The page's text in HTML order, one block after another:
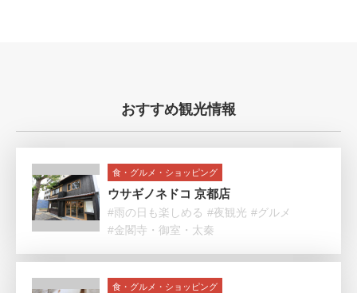
おすすめ観光情報
食・グルメ・ショッピング
ウサギノネドコ 京都店
#雨の日も楽しめる #夜観光 #グルメ
#金閣寺・御室・太秦
食・グルメ・ショッピング